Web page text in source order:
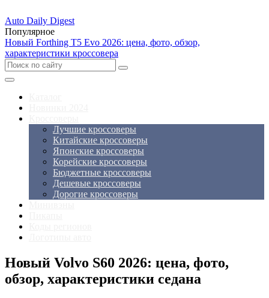
Auto Daily Digest
Популярное
Новый Forthing T5 Evo 2026: цена, фото, обзор,
характеристики кроссовера
Лучшие кроссоверы
Китайские кроссоверы
Японские кроссоверы
Корейские кроссоверы
Бюджетные кроссоверы
Дешевые кроссоверы
Дорогие кроссоверы
Новый Volvo S60 2026: цена, фото,
обзор, характеристики седана